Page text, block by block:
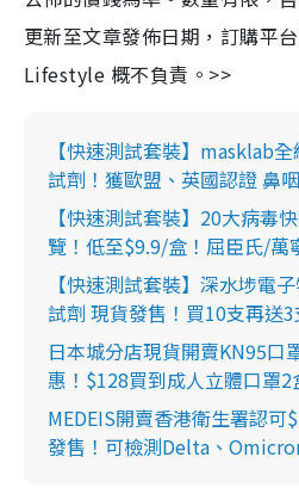
更新至文章發佈日期，訂購平
Lifestyle 概不負責。>>
【快速測試套裝】masklab
試劑！獲歐盟、英國認證 鼻
【快速測試套裝】20大病毒
覽！低至$9.9/盒！屈臣氏/
【快速測試套裝】深水埗電
試劑 現貨發售！買10支再送
日本城分店現貨開賣KN95口
惠！$128買到成人立體口罩
MEDEIS開賣香港衛生署認可
發售！可檢測Delta、